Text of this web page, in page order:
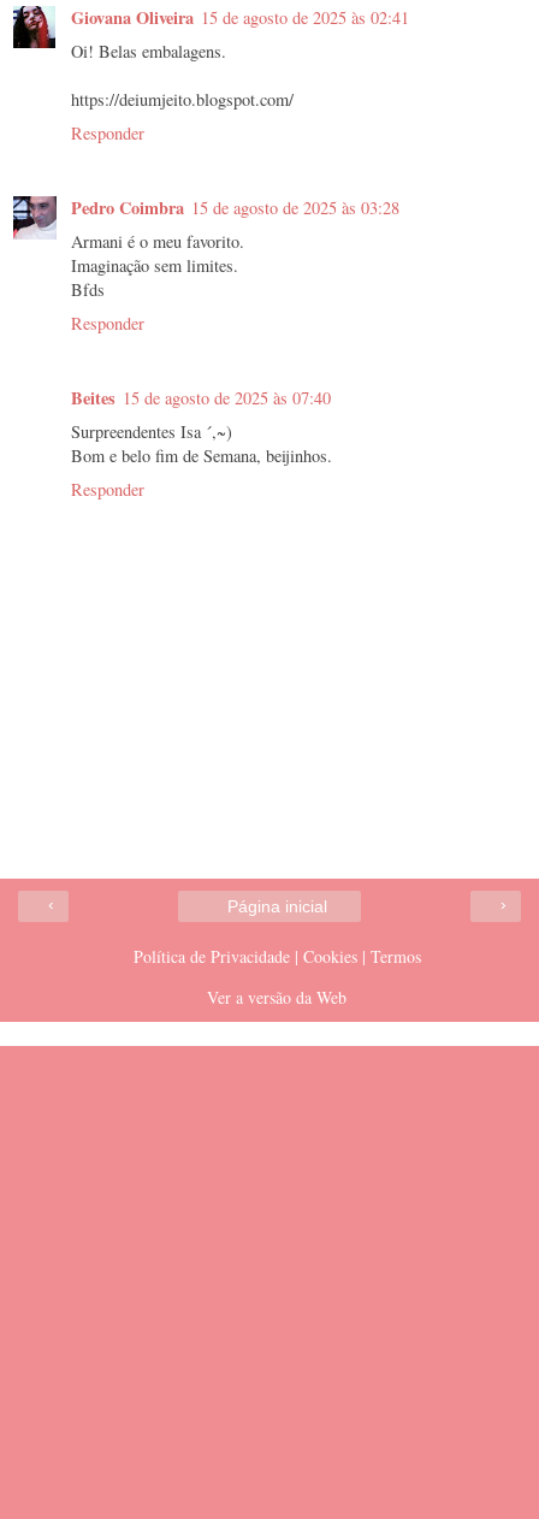
Giovana Oliveira 15 de agosto de 2025 às 02:41
Oi! Belas embalagens.
https://deiumjeito.blogspot.com/
Responder
Pedro Coimbra 15 de agosto de 2025 às 03:28
Armani é o meu favorito.
Imaginação sem limites.
Bfds
Responder
Beites 15 de agosto de 2025 às 07:40
Surpreendentes Isa ´,~)
Bom e belo fim de Semana, beijinhos.
Responder
‹ ›
Página inicial
Política de Privacidade | Cookies | Termos
Ver a versão da Web